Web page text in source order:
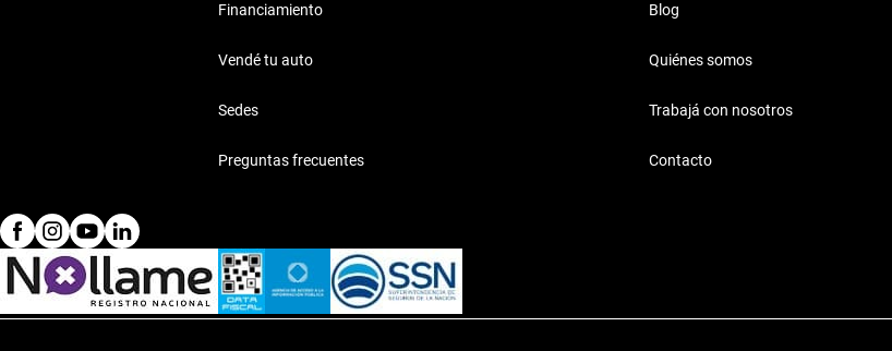
Financiamiento
Vendé tu auto
Sedes
Preguntas frecuentes
Blog
Quiénes somos
Trabajá con nosotros
Contacto